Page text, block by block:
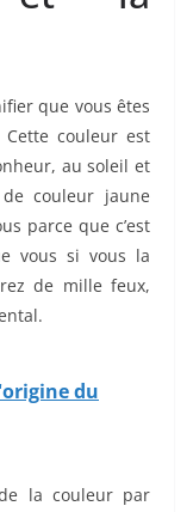
que vous êtes
couleur est
au soleil et
couleur jaune
parce que c’est
vous si vous la
de mille feux,
du
la couleur par